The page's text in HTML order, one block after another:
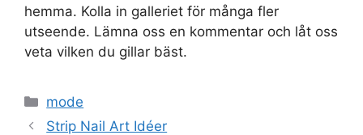
hemma. Kolla in galleriet för många fler
utseende. Lämna oss en kommentar och låt oss
veta vilken du gillar bäst.
Categories
mode
Strip Nail Art Idéer